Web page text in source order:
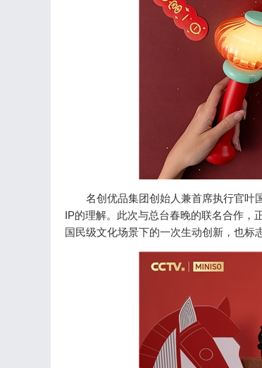
名创优品集团创始人兼首席执行官叶国
IP的理解。此次与总台春晚的联名合作，
国民级文化场景下的一次生动创新，也标